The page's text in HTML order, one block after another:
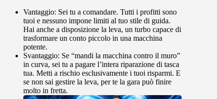
Vantaggio: Sei tu a comandare. Tutti i profitti sono
tuoi e nessuno impone limiti al tuo stile di guida.
Hai anche a disposizione la leva, un turbo capace di
trasformare un conto piccolo in una macchina
potente.
Svantaggio: Se “mandi la macchina contro il muro”
in curva, sei tu a pagare l’intera riparazione di tasca
tua. Metti a rischio esclusivamente i tuoi risparmi. E
se non sai gestire la leva, per te la gara può finire
molto in fretta.